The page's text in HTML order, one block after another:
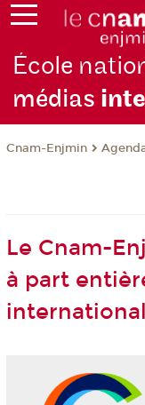
École
médias
Cnam-Enjmin
Le Cnam-
à part